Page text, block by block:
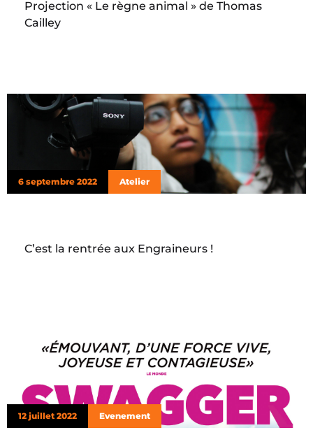
Projection « Le règne animal » de Thomas
Cailley
6 septembre 2022 Atelier
C’est la rentrée aux Engraineurs !
12 juillet 2022 Evenement